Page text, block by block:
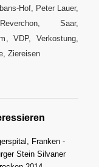
Hof, Peter Lauer,
Reverchon,Saar,
,VDP,Verkostung,
, Ziereisen